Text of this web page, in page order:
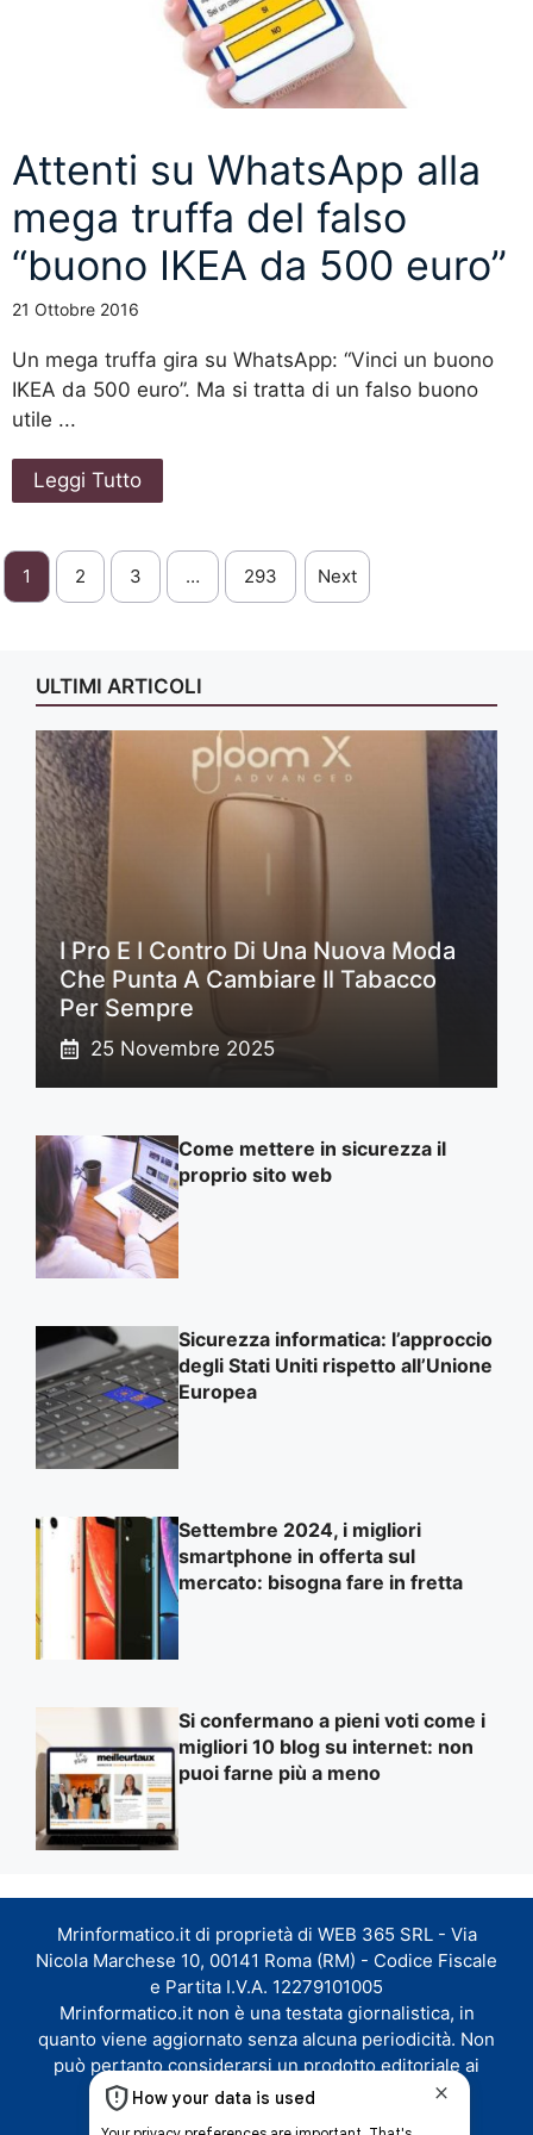
Attenti su WhatsApp alla
mega truffa del falso
“buono IKEA da 500 euro”
21 Ottobre 2016
Un mega truffa gira su WhatsApp: “Vinci un buono
IKEA da 500 euro”. Ma si tratta di un falso buono
utile ...
Leggi Tutto
1 2 3 … 293 Next
ULTIMI ARTICOLI
I Pro E I Contro Di Una Nuova Moda
Che Punta A Cambiare Il Tabacco
Per Sempre
25 Novembre 2025
Come mettere in sicurezza il
proprio sito web
Sicurezza informatica: l’approccio
degli Stati Uniti rispetto all’Unione
Europea
Settembre 2024, i migliori
smartphone in offerta sul
mercato: bisogna fare in fretta
Si confermano a pieni voti come i
migliori 10 blog su internet: non
puoi farne più a meno
Mrinformatico.it di proprietà di WEB 365 SRL - Via
Nicola Marchese 10, 00141 Roma (RM) - Codice Fiscale
e Partita I.V.A. 12279101005
Mrinformatico.it non è una testata giornalistica, in
quanto viene aggiornato senza alcuna periodicità. Non
può pertanto considerarsi un prodotto editoriale ai
sensi della legge n. 62 del 07.03.2001